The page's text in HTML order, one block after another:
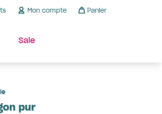
Mon compte Panier
Sale
pur